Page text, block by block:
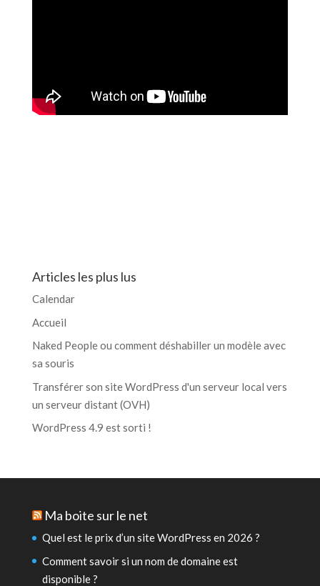
Articles les plus lus
Calendar
Accueil
Naked People ou comment déshabiller un modèle avec
sa souris
Transférer son site WordPress d'un serveur local vers
un serveur distant (OVH)
WordPress 4.9 est sorti !
Ma boite sur le net
Quel est le prix d’un site WordPress en 2026 ?
Comment savoir si un nom de domaine est
disponible ?